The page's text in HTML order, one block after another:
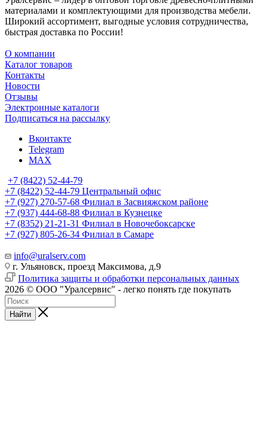
материалами и комплектующими для производства мебели.
Широкий ассортимент, выгодные условия сотрудничества,
быстрая доставка по России!
О компании
Каталог товаров
Контакты
Новости
Отзывы
Электронные каталоги
Подписаться на рассылку
Вконтакте
Telegram
MAX
+7 (8422) 52-44-79
+7 (8422) 52-44-79 Центральный офис
+7 (927) 270-57-68 Филиал в Засвияжском районе
+7 (937) 444-68-88 Филиал в Кузнецке
+7 (8352) 21-21-31 Филиал в Новочебоксарске
+7 (927) 805-26-34 Филиал в Самаре
info@uralserv.com
г. Ульяновск, проезд Максимова, д.9
Политика защиты и обработки персональных данных
2026 © ООО "Уралсервис" - легко понять где покупать
Найти